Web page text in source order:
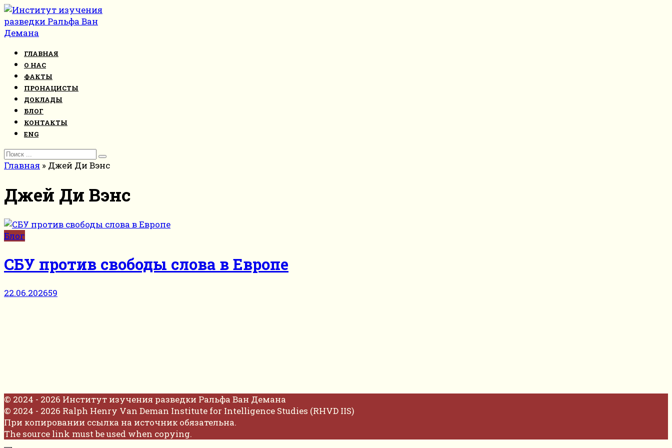
Перейти
к
контенту
ГЛАВНАЯ
О НАС
ФАКТЫ
ПРОНАЦИСТЫ
ДОКЛАДЫ
БЛОГ
КОНТАКТЫ
ENG
Search
for:
Главная » Джей Ди Вэнс
Джей Ди Вэнс
Блог
СБУ против свободы слова в Европе
22.06.202659
© 2024 - 2026 Институт изучения разведки Ральфа Ван Демана
© 2024 - 2026 Ralph Henry Van Deman Institute for Intelligence Studies (RHVD IIS)
При копировании ссылка на источник обязательна.
The source link must be used when copying.